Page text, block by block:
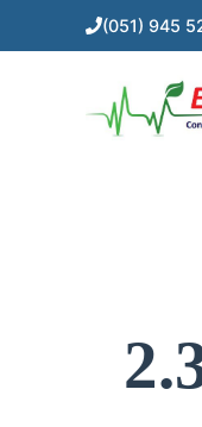
al
(051) 945